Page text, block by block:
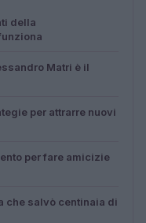
della
Matri è il
per attrarre nuovi
per fare amicizie
che salvò centinaia di